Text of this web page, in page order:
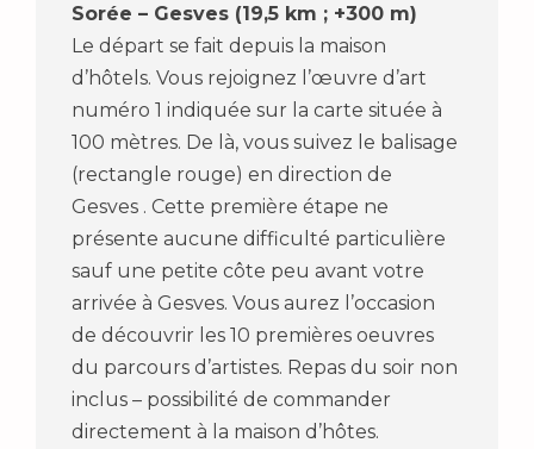
Sorée – Gesves (19,5 km ; +300 m)
Le départ se fait depuis la maison
d’hôtels. Vous rejoignez l’œuvre d’art
numéro 1 indiquée sur la carte située à
100 mètres. De là, vous suivez le balisage
(rectangle rouge) en direction de
Gesves . Cette première étape ne
présente aucune difficulté particulière
sauf une petite côte peu avant votre
arrivée à Gesves. Vous aurez l’occasion
de découvrir les 10 premières oeuvres
du parcours d’artistes. Repas du soir non
inclus – possibilité de commander
directement à la maison d’hôtes.